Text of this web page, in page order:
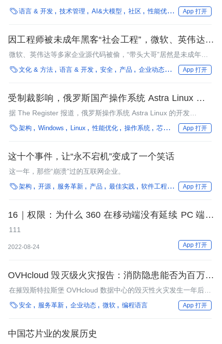
语言 & 开发 技术管理 AI&大模型 社区 性能优化 操作系统
App 打开
因工程师被未成年黑客“社会工程”，微软、英伟达等
多家企业源代码被批量偷走
微软、英伟达等多家企业源代码被偷，“带头大哥”居然是未成年
人？
文化 & 方法 语言 & 开发 安全 产品 企业动态 信息泄露 编程
App 打开
受制裁影响，俄罗斯国产操作系统 Astra Linux 开发
商计划上市
据 The Register 报道，俄罗斯操作系统 Astra Linux 的开发
商 RusBITech 计划在莫斯科交易所进行首次公开募股（IPO）。
架构 Windows Linux 性能优化 操作系统 芯片&算力 App 打开
这十个事件，让“永不宕机”变成了一个笑话
这一年，那些“崩溃”过的互联网企业。
架构 开源 服务革新 产品 最佳实践 软件工程 性能优化 编程
App 打开
16｜权限：为什么 360 在移动端没有延续 PC 端的
辉煌？
111
2022-08-24 App 打开
OVHcloud 毁灭级火灾报告：消防隐患能否为百万网
站数据“买单”？
在摧毁斯特拉斯堡 OVHcloud 数据中心的毁灭性火灾发生一年后，
Bas-Rhin 消防局发布了一份调查报告，强烈批评这家法国运营商
的设施。
安全 服务革新 企业动态 微软 编程语言 App 打开
中国芯片业的发展历史